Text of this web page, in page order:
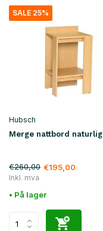
SALE 25%
Hubsch
Merge nattbord naturlig
€260,00 €195,00
Inkl. mva
• På lager